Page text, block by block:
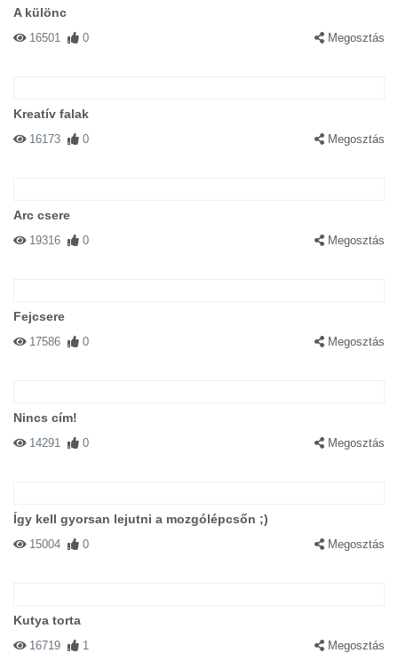
A különc
16501 0 Megosztás
Kreatív falak
16173 0 Megosztás
Arc csere
19316 0 Megosztás
Fejcsere
17586 0 Megosztás
Nincs cím!
14291 0 Megosztás
Így kell gyorsan lejutni a mozgólépcsőn ;)
15004 0 Megosztás
Kutya torta
16719 1 Megosztás